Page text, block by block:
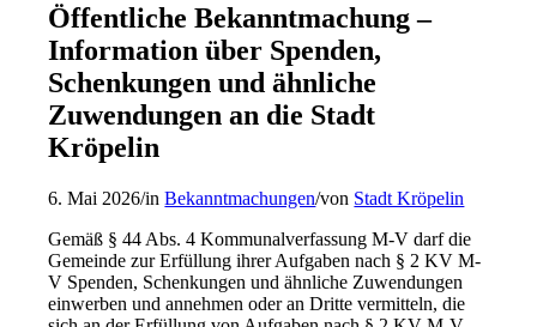
Öffentliche Bekanntmachung –
Information über Spenden,
Schenkungen und ähnliche
Zuwendungen an die Stadt
Kröpelin
6. Mai 2026/inBekanntmachungen/von Stadt Kröpelin
Gemäß § 44 Abs. 4 Kommunalverfassung M-V darf die
Gemeinde zur Erfüllung ihrer Aufgaben nach § 2 KV M-
V Spenden, Schenkungen und ähnliche Zuwendungen
einwerben und annehmen oder an Dritte vermitteln, die